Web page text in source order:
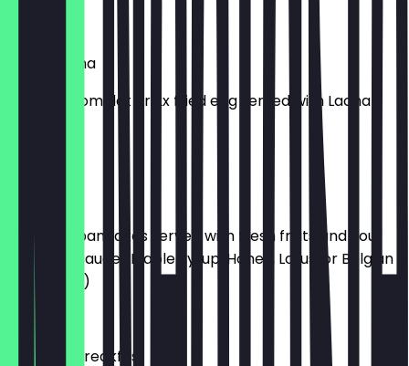
Egg Paratha
Choice of omelet or 2x fried egg served with Lacha
2x butter pancakes served with fresh fruits and your
choice of sauce (Maple Syrup, Honey, Lotus, or Belgian
Chocolate)
£ 6,99
Avocado Breakfast